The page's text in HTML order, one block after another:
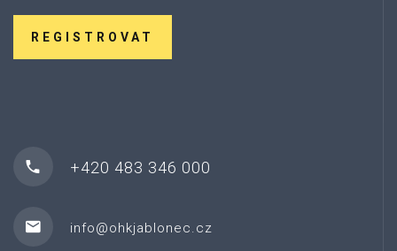
REGISTROVAT
+420 483 346 000
info@ohkjablonec.cz